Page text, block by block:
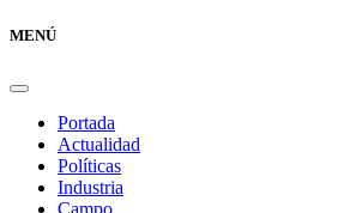
MENÚ
Portada
Actualidad
Políticas
Industria